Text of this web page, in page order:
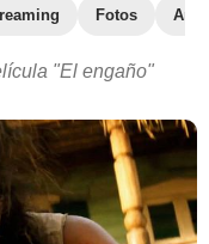
Fotos
"El engaño"